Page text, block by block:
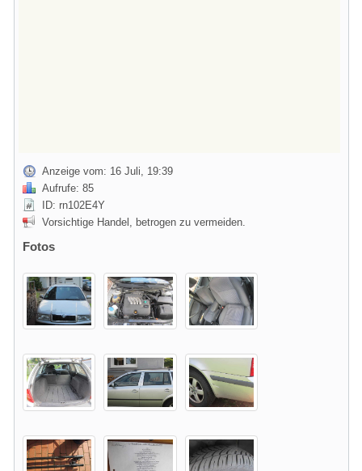
Anzeige vom: 16 Juli, 19:39
Aufrufe: 85
ID: rn102E4Y
Vorsichtige Handel, betrogen zu vermeiden.
Fotos